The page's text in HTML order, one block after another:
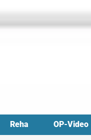
Reha OP-Video